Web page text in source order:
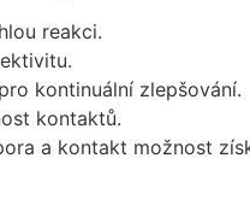
reakci.
kontinuální zlepšování.
kontaktů.
a kontakt možnost